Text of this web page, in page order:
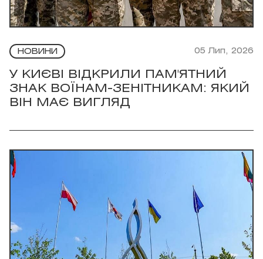
НОВИНИ 05 Лип, 2026
У КИЄВІ ВІДКРИЛИ ПАМ'ЯТНИЙ
ЗНАК ВОЇНАМ-ЗЕНІТНИКАМ: ЯКИЙ
ВІН МАЄ ВИГЛЯД